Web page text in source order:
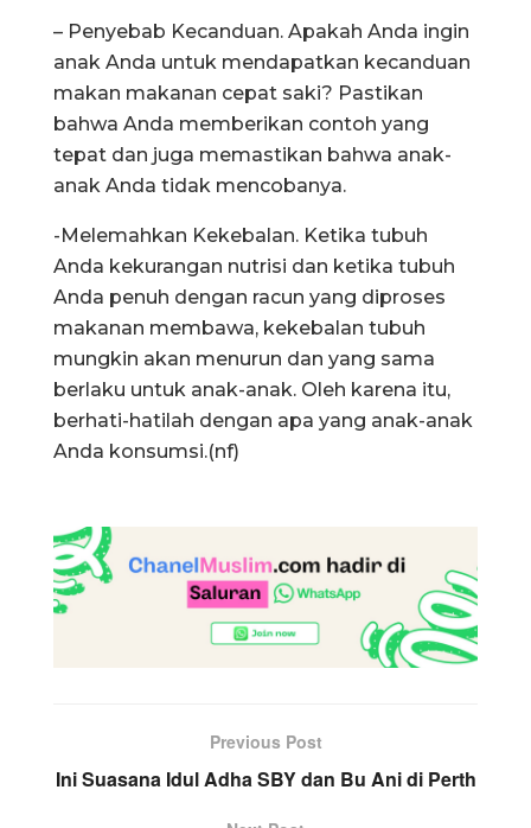
– Penyebab Kecanduan. Apakah Anda ingin
anak Anda untuk mendapatkan kecanduan
makan makanan cepat saki? Pastikan
bahwa Anda memberikan contoh yang
tepat dan juga memastikan bahwa anak-
anak Anda tidak mencobanya.
-Melemahkan Kekebalan. Ketika tubuh
Anda kekurangan nutrisi dan ketika tubuh
Anda penuh dengan racun yang diproses
makanan membawa, kekebalan tubuh
mungkin akan menurun dan yang sama
berlaku untuk anak-anak. Oleh karena itu,
berhati-hatilah dengan apa yang anak-anak
Anda konsumsi.(nf)
Previous Post
Ini Suasana Idul Adha SBY dan Bu Ani di Perth